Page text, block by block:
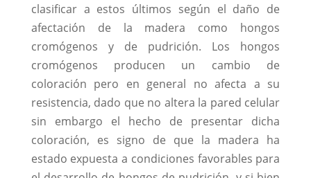
clasificar a estos últimos según el daño de
afectación de la madera como hongos
cromógenos y de pudrición. Los hongos
cromógenos producen un cambio de
coloración pero en general no afecta a su
resistencia, dado que no altera la pared celular
sin embargo el hecho de presentar dicha
coloración, es signo de que la madera ha
estado expuesta a condiciones favorables para